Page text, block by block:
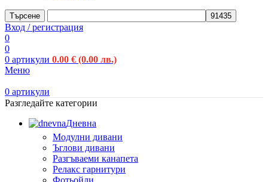
Търсене
Вход / регистрация
0
0
0 артикули 0.00 € (0.00 лв.)
Меню
0 артикули
Разгледайте категории
Дневна
Модулни дивани
Ъглови дивани
Разгъваеми канапета
Релакс гарнитури
Фотьойли